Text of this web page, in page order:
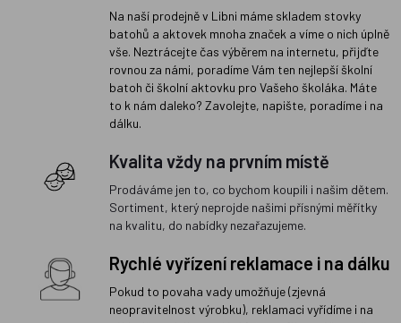
Na naší prodejně v Libni máme skladem stovky
batohů a aktovek mnoha značek a víme o nich úplně
vše. Neztrácejte čas výběrem na internetu, přijďte
rovnou za námi, poradíme Vám ten nejlepší školní
batoh či školní aktovku pro Vašeho školáka. Máte
to k nám daleko? Zavolejte, napište, poradíme i na
dálku.
Kvalita vždy na prvním místě
Prodáváme jen to, co bychom koupili i našim dětem.
Sortiment, který neprojde našimi přísnými měřítky
na kvalitu, do nabídky nezařazujeme.
Rychlé vyřízení reklamace i na dálku
Pokud to povaha vady umožňuje (zjevná
neopravitelnost výrobku), reklamaci vyřídíme i na